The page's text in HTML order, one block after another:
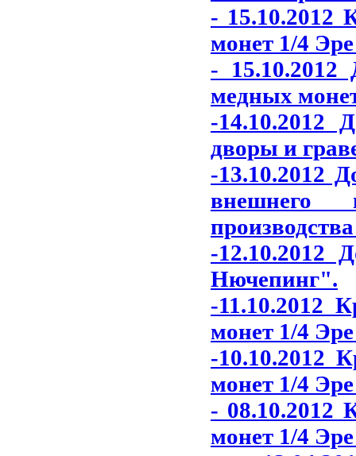
- 15.10.2012
монет 1/4
- 15.10.2012
медных
-14.10.2012
дворы и
-13.10.2012
внешнего
-12.10.2012
Нючепинг".
-11.10.2012
монет 1/4 Эре
-10.10.2012
монет 1/4 Эре
- 08.10.2012
монет 1/4 Эре